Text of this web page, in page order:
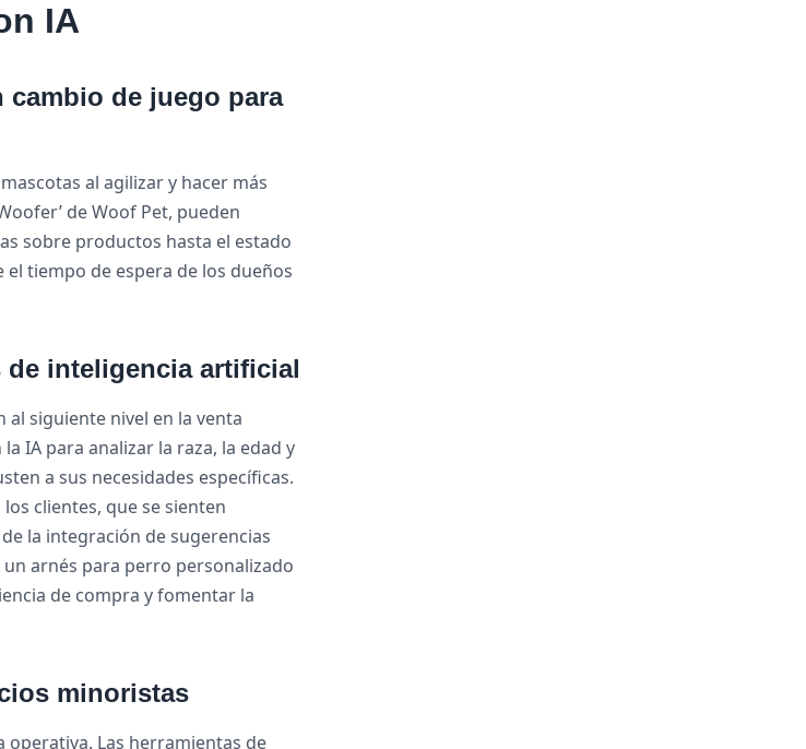
IA
cambio de juego para
al agilizar y hacer más
de Woof Pet, pueden
sobre productos hasta el estado
tiempo de espera de los dueños
de inteligencia artificial
al siguiente nivel en la venta
IA para analizar la raza, la edad y
a sus necesidades específicas.
clientes, que se sienten
la integración de sugerencias
arnés para perro personalizado
de compra y fomentar la
minoristas
operativa. Las herramientas de